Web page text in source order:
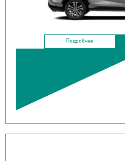
Подробнее